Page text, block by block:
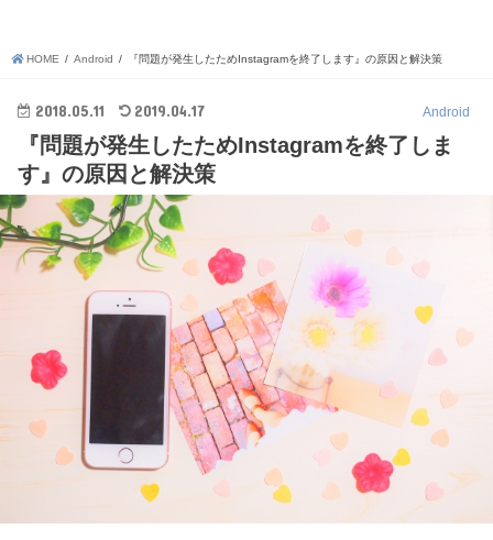
HOME Android 『問題が発生したためInstagramを終了します』の原因と解決策
Android
2018.05.11 2019.04.17
『問題が発生したためInstagramを終了しま
す』の原因と解決策